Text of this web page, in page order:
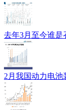
去年3月至今谁是
2月我国动力电池